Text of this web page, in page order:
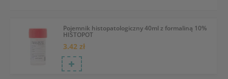
Pojemnik histopatologiczny 40ml z formaliną 10%
HISTOPOT
3.42 zł